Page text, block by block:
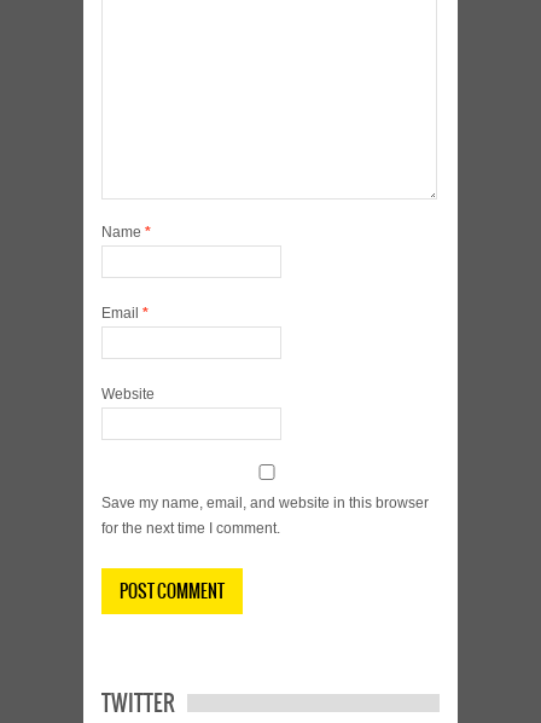
Name *
Email *
Website
Save my name, email, and website in this browser
for the next time I comment.
TWITTER